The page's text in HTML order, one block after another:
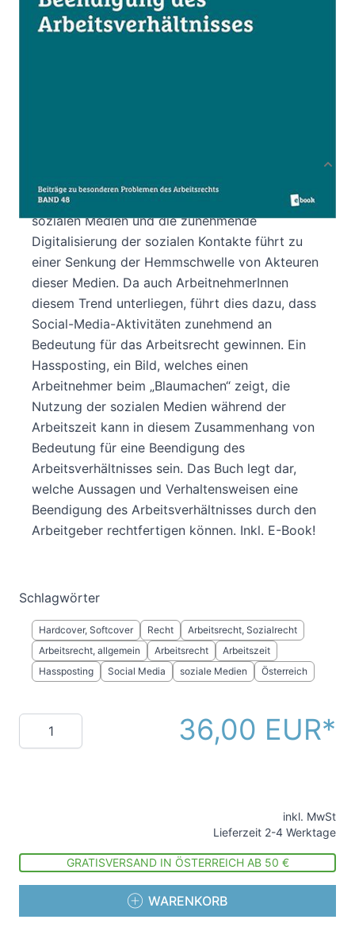
Buch 132 Seiten
Der zunehmende Anstieg der Nutzung von
sozialen Medien und die zunehmende
Digitalisierung der sozialen Kontakte führt zu
einer Senkung der Hemmschwelle von Akteuren
dieser Medien. Da auch ArbeitnehmerInnen
diesem Trend unterliegen, führt dies dazu, dass
Social-Media-Aktivitäten zunehmend an
Bedeutung für das Arbeitsrecht gewinnen. Ein
Hassposting, ein Bild, welches einen
Arbeitnehmer beim „Blaumachen“ zeigt, die
Nutzung der sozialen Medien während der
Arbeitszeit kann in diesem Zusammenhang von
Bedeutung für eine Beendigung des
Arbeitsverhältnisses sein. Das Buch legt dar,
welche Aussagen und Verhaltensweisen eine
Beendigung des Arbeitsverhältnisses durch den
Arbeitgeber rechtfertigen können. Inkl. E-Book!
Schlagwörter
Hardcover, Softcover Recht
Arbeitsrecht, Sozialrecht
Arbeitsrecht, allgemein
Arbeitsrecht
Arbeitszeit
Hassposting
Social Media soziale Medien Österreich
Menge 36,00 EUR
inkl. MwSt
Lieferzeit 2-4 Werktage
GRATISVERSAND IN ÖSTERREICH AB 50 €
WARENKORB